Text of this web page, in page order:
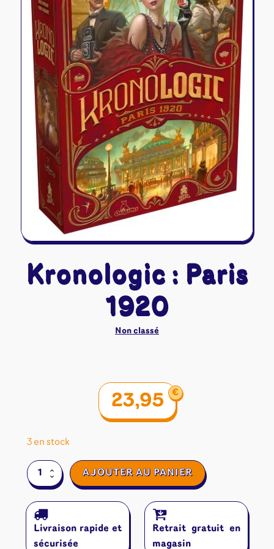
Naruto Mythos
Autres
Tapis de jeu
Kronologic : Paris
1920
Non classé
23,95 €
3 en stock
quantité
de
:
Paris
1920
AJOUTER AU PANIER
Livraison rapide et
sécurisée
Retrait gratuit en
magasin